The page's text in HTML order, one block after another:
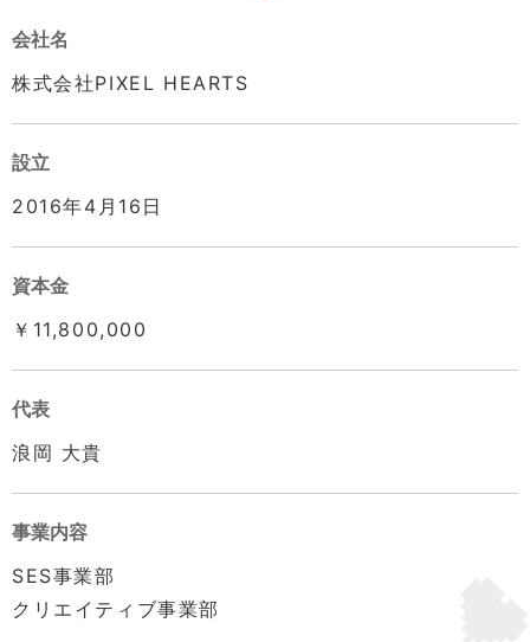
会社名
株式会社PIXEL HEARTS
設立
2016年4月16日
資本金
￥11,800,000
代表
浪岡 大貴
事業内容
SES事業部
クリエイティブ事業部